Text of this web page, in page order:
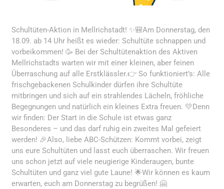
Schultüten-Aktion in Mellrichstadt! ✨🎒Am Donnerstag, den
18.09. ab 14 Uhr heißt es wieder: Schultüte schnappen und
vorbeikommen! 🥳 Bei der Schultütenaktion des Aktiven
Mellrichstadts warten wir mit einer kleinen, aber feinen
Überraschung auf alle Erstklässler.👉 So funktioniert’s: Alle
frischgebackenen Schulkinder dürfen ihre Schultüte
mitbringen und sich auf ein strahlendes Lächeln, fröhliche
Begegnungen und natürlich ein kleines Extra freuen. 💛Denn
wir finden: Der Start in die Schule ist etwas ganz
Besonderes – und das darf ruhig ein zweites Mal gefeiert
werden! 🎉Also, liebe ABC-Schützen: Kommt vorbei, zeigt
uns eure Schultüten und lasst euch überraschen. Wir freuen
uns schon jetzt auf viele neugierige Kinderaugen, bunte
Schultüten und ganz viel gute Laune! 🌟Wir können es kaum
erwarten, euch am Donnerstag zu begrüßen! 🤗